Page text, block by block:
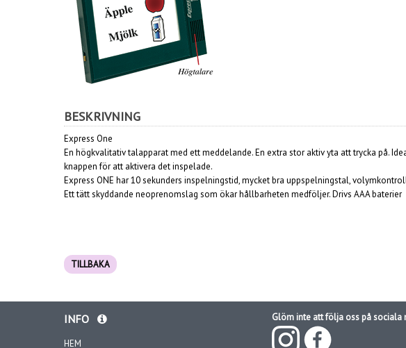
BESKRIVNING
Express One
En högkvalitativ talapparat med ett meddelande. En extra stor aktiv yta att trycka på.
knappen för att aktivera det inspelade.
Express ONE har 10 sekunders inspelningstid, mycket bra uppspelningstal,
Ett tätt skyddande neoprenomslag som ökar hållbarheten medföljer. Drivs AAA baterier
TILLBAKA
INFO
HEM
Glöm inte att följa oss på sociala